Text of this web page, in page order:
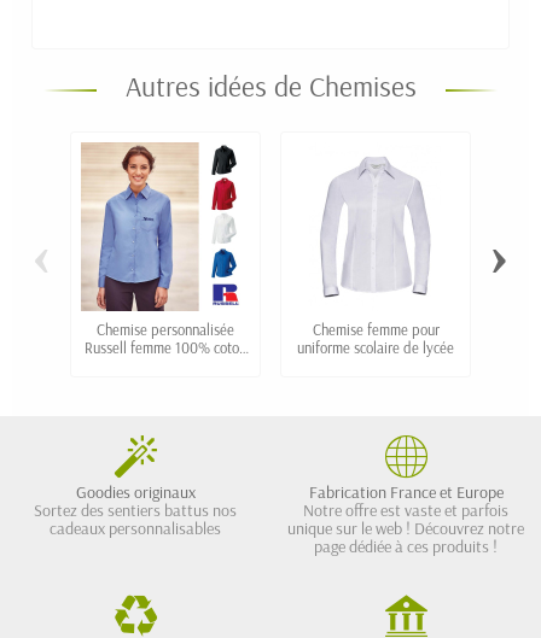
Autres idées de Chemises
Chemise personnalisée
Russell femme 100% coton
Chemise femme pour
uniforme scolaire de lycée
‹ ›
Goodies originaux
Sortez des sentiers battus nos
cadeaux personnalisables
Fabrication France et Europe
Notre offre est vaste et parfois
unique sur le web ! Découvrez notre
page dédiée à ces produits !